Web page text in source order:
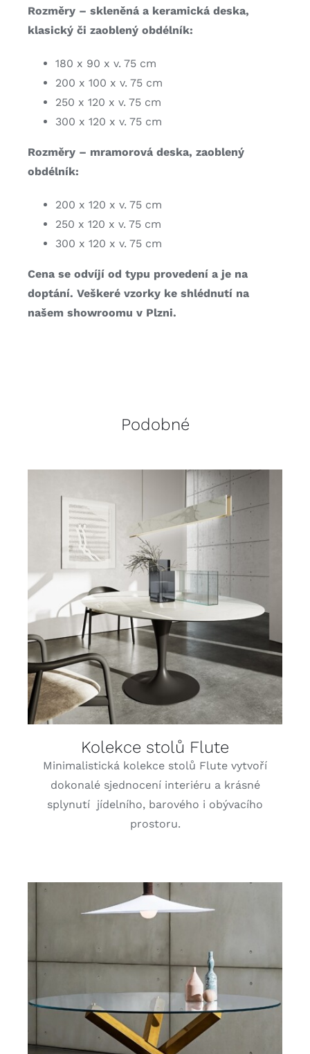
Rozměry – skleněná a keramická deska,
klasický či zaoblený obdélník:
180 x 90 x v. 75 cm
200 x 100 x v. 75 cm
250 x 120 x v. 75 cm
300 x 120 x v. 75 cm
Rozměry – mramorová deska, zaoblený
obdélník:
200 x 120 x v. 75 cm
250 x 120 x v. 75 cm
300 x 120 x v. 75 cm
Cena se odvíjí od typu provedení a je na
doptání. Veškeré vzorky ke shlédnutí na
našem showroomu v Plzni.
Podobné
DETAILY
Kolekce stolů Flute
Minimalistická kolekce stolů Flute vytvoří
dokonalé sjednocení interiéru a krásné
splynutí jídelního, barového i obývacího
prostoru.
DETAILY